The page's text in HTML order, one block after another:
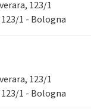
123/1
1 - Bologna
123/1
1 - Bologna